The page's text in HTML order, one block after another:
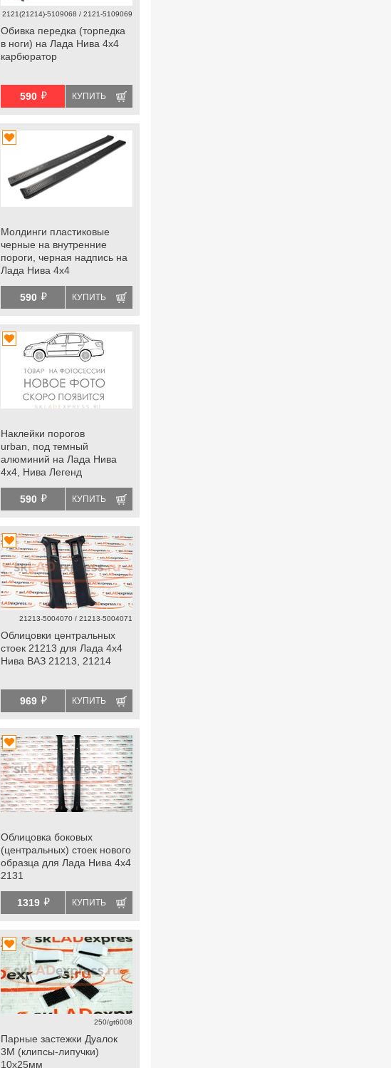
2121(21214)-5109068 / 2121-5109069
Обивка передка (торпедка
в ноги) на Лада Нива 4х4
карбюратор
590 й КУПИТЬ
Молдинги пластиковые
черные на внутренние
пороги, черная надпись на
Лада Нива 4х4
590 й КУПИТЬ
Наклейки порогов
urban, под темный
алюминий на Лада Нива
4х4, Нива Легенд
590 й КУПИТЬ
21213-5004070 / 21213-5004071
Облицовки центральных
стоек 21213 для Лада 4х4
Нива ВАЗ 21213, 21214
969 й КУПИТЬ
Облицовка боковых
(центральных) стоек нового
образца для Лада Нива 4х4
2131
1319 й КУПИТЬ
250/gt6008
Парные застежки Дуалок
3М (клипсы-липучки)
10х25мм